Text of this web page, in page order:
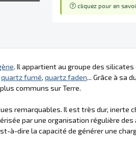
cliquez pour en
. Il appartient au groupe des
quartz fumé, quartz faden... Grâce à sa
communs sur Terre.
remarquables. Il est très dur, inerte
par une organisation régulière des
à-dire la capacité de générer une